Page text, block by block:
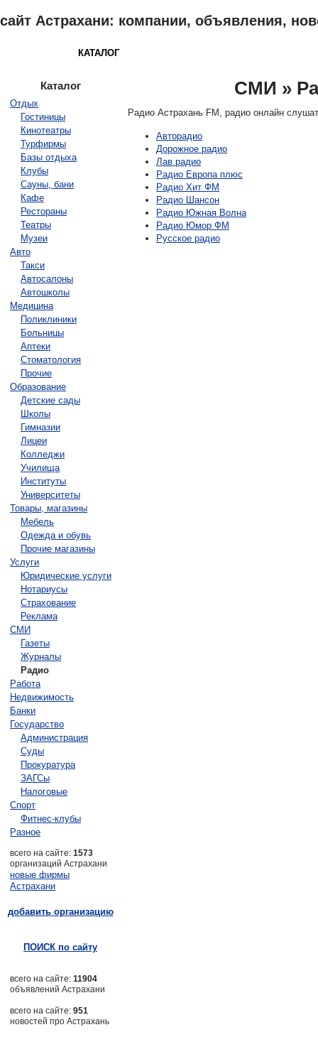
сайт Астрахани: компании, объявления,
КАТАЛОГ
СМИ »
Радио Астрахань FM, радио онлайн
Авторадио
Дорожное радио
Лав радио
Радио Европа плюс
Радио Хит ФМ
Радио Шансон
Радио Южная Волна
Радио Юмор ФМ
Русское радио
Каталог
Отдых
Гостиницы
Кинотеатры
Турфирмы
Базы отдыха
Клубы
Сауны, бани
Кафе
Рестораны
Театры
Музеи
Авто
Такси
Автосалоны
Автошколы
Медицина
Поликлиники
Больницы
Аптеки
Стоматология
Прочие
Образование
Детские сады
Школы
Гимназии
Лицеи
Колледжи
Училища
Институты
Университеты
Товары, магазины
Мебель
Одежда и обувь
Прочие магазины
Услуги
Юридические услуги
Нотариусы
Страхование
Реклама
СМИ
Газеты
Журналы
Радио
Работа
Недвижимость
Банки
Государство
Администрация
Суды
Прокуратура
ЗАГСы
Налоговые
Спорт
Фитнес-клубы
Разное
всего на сайте: 1573
организаций Астрахани
новые фирмы
Астрахани
добавить организацию
ПОИСК по сайту
всего на сайте: 11904
объявлений Астрахани
всего на сайте: 951
новостей про Астрахань